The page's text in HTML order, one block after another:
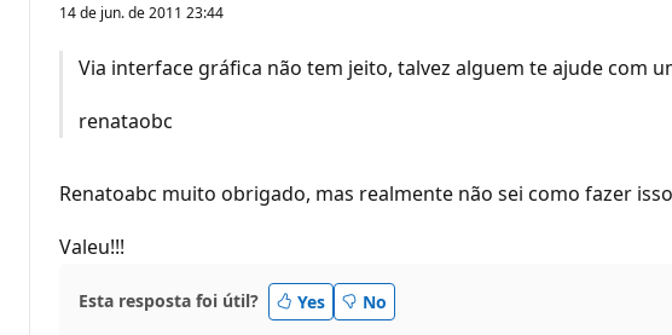
14 de jun. de 2011 23:44
Via interface gráfica não tem jeito, talvez alguem te ajude com
renataobc
Renatoabc muito obrigado, mas realmente não sei como fazer
Valeu!!!
Esta resposta foi útil? Yes No